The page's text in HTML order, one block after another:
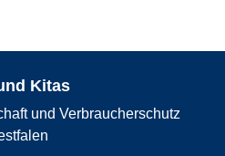
Kitas
und Verbraucherschutz